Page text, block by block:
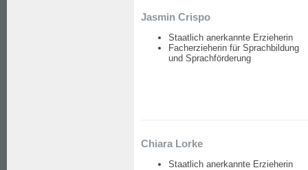
Jasmin Crispo
Staatlich anerkannte Erzieherin
Facherzieherin für Sprachbildung
und Sprachförderung
Chiara Lorke
Staatlich anerkannte Erzieherin